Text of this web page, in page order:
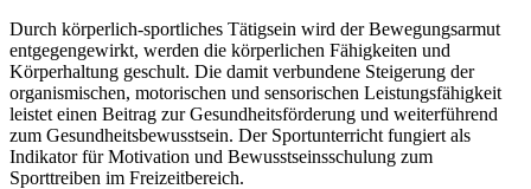
Durch körperlich-sportliches Tätigsein wird der Bewegungsarmut
entgegengewirkt, werden die körperlichen Fähigkeiten und
Körperhaltung geschult. Die damit verbundene Steigerung der
organismischen, motorischen und sensorischen Leistungsfähigkeit
leistet einen Beitrag zur Gesundheitsförderung und weiterführend
zum Gesundheitsbewusstsein. Der Sportunterricht fungiert als
Indikator für Motivation und Bewusstseinsschulung zum
Sporttreiben im Freizeitbereich.